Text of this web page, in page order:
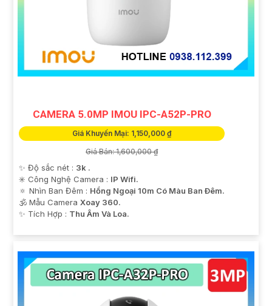
vụ hỗ trợ khách hàng tốt sau khi mua sản phẩm, bảo
đảm rằng bạn sẽ có sự trợ giúp nhanh chóng khi cần
Hy vọng những thông tin trên giúp bạn tìm được lựa
chọn hoàn hảo cho Camera Wifi Imou giá rẻ.
CAMERA 5.0MP IMOU IPC-A52P-PRO
Giá Khuyến Mại: 1,150,000 ₫
Giá Bán: 1,600,000 ₫
✨ Độ sắc nét : 3k .
✳️ Công Nghệ Camera : IP Wifi.
🔅 Nhìn Ban Đêm : Hồng Ngoại 10m Có Màu Ban Ðêm.
🕉️ Mẫu Camera Xoay 360.
️✨ Tích Hợp : Thu Âm Và Loa.